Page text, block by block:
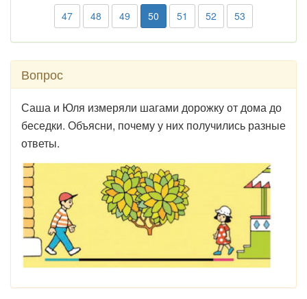
47 48 49 50 51 52 53
Вопрос
Саша и Юля измеряли шагами дорожку от дома до
беседки. Объясни, почему у них по­лучились разные
ответы.